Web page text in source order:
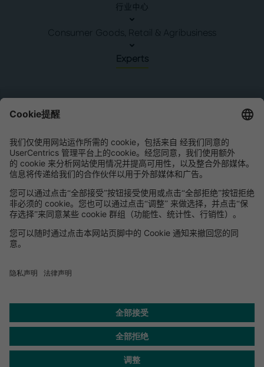
行业中心
Consumer Goods, Retail & Agribusiness
Experts
罗兰贝格
中国北京北京市建国门外大街1号,
国贸大厦三期B座45层8-11单元
电话:
+86 10 5954-1600
传真:
+86 10 5954-1800
电子邮箱 : 联系我们
出版物
帮助
隐私保护